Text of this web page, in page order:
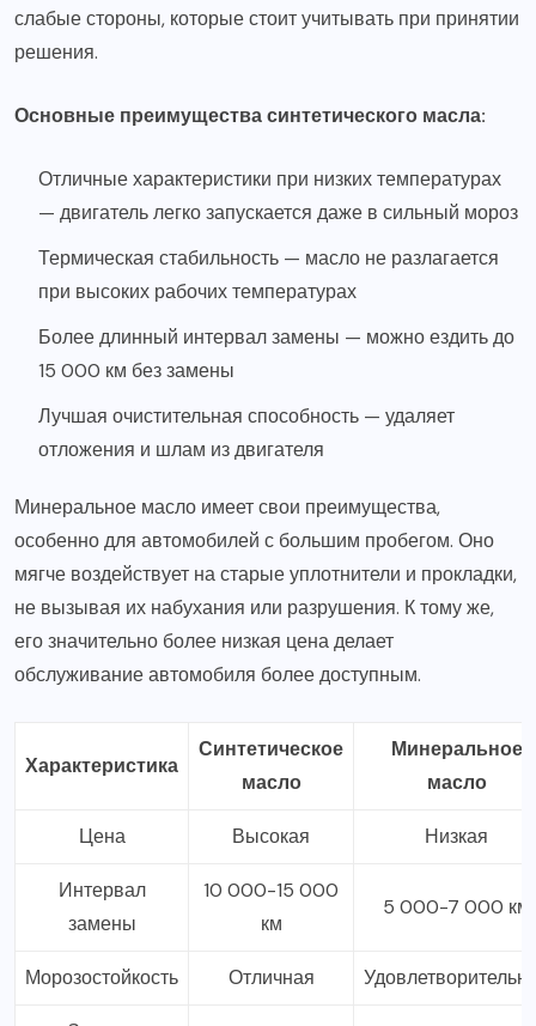
слабые стороны, которые стоит учитывать при принятии
решения.
Основные преимущества синтетического масла:
Отличные характеристики при низких температурах
— двигатель легко запускается даже в сильный мороз
Термическая стабильность — масло не разлагается
при высоких рабочих температурах
Более длинный интервал замены — можно ездить до
15 000 км без замены
Лучшая очистительная способность — удаляет
отложения и шлам из двигателя
Минеральное масло имеет свои преимущества,
особенно для автомобилей с большим пробегом. Оно
мягче воздействует на старые уплотнители и прокладки,
не вызывая их набухания или разрушения. К тому же,
его значительно более низкая цена делает
обслуживание автомобиля более доступным.
Характеристика
Синтетическое
масло
Минеральное
масло
Цена Высокая Низкая
Интервал
замены
10 000-15 000
км
5 000-7 000 км
Морозостойкость Отличная